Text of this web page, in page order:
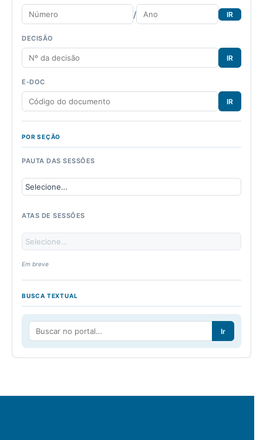
/ IR
DECISÃO
IR
E-DOC
IR
POR SEÇÃO
PAUTA DAS SESSÕES
ATAS DE SESSÕES
Em breve
BUSCA TEXTUAL
Ir